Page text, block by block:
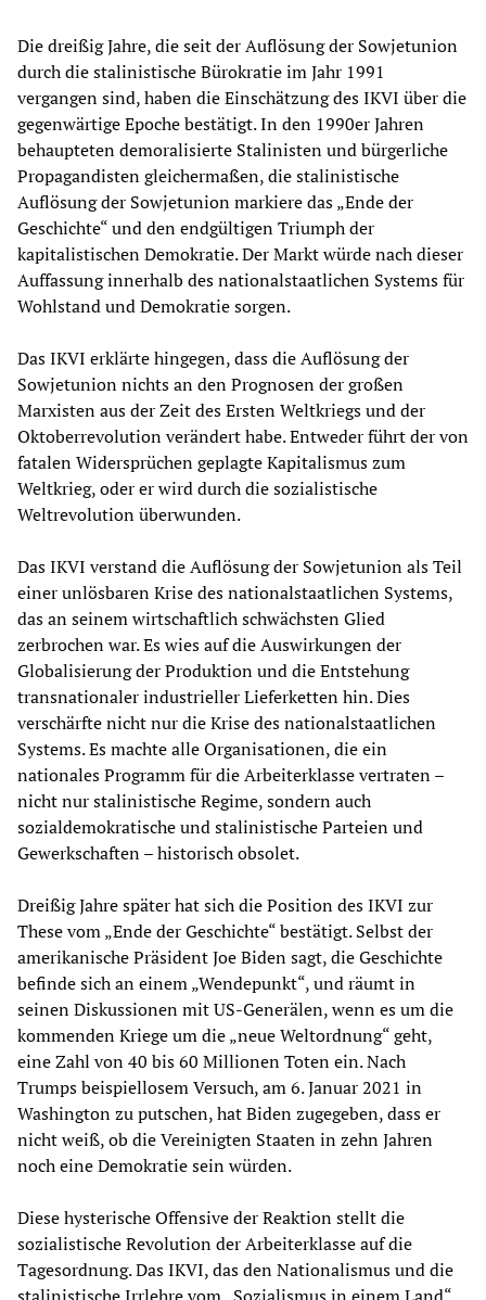
Die dreißig Jahre, die seit der Auflösung der Sowjetunion
durch die stalinistische Bürokratie im Jahr 1991
vergangen sind, haben die Einschätzung des IKVI über die
gegenwärtige Epoche bestätigt. In den 1990er Jahren
behaupteten demoralisierte Stalinisten und bürgerliche
Propagandisten gleichermaßen, die stalinistische
Auflösung der Sowjetunion markiere das „Ende der
Geschichte“ und den endgültigen Triumph der
kapitalistischen Demokratie. Der Markt würde nach dieser
Auffassung innerhalb des nationalstaatlichen Systems für
Wohlstand und Demokratie sorgen.
Das IKVI erklärte hingegen, dass die Auflösung der
Sowjetunion nichts an den Prognosen der großen
Marxisten aus der Zeit des Ersten Weltkriegs und der
Oktoberrevolution verändert habe. Entweder führt der von
fatalen Widersprüchen geplagte Kapitalismus zum
Weltkrieg, oder er wird durch die sozialistische
Weltrevolution überwunden.
Das IKVI verstand die Auflösung der Sowjetunion als Teil
einer unlösbaren Krise des nationalstaatlichen Systems,
das an seinem wirtschaftlich schwächsten Glied
zerbrochen war. Es wies auf die Auswirkungen der
Globalisierung der Produktion und die Entstehung
transnationaler industrieller Lieferketten hin. Dies
verschärfte nicht nur die Krise des nationalstaatlichen
Systems. Es machte alle Organisationen, die ein
nationales Programm für die Arbeiterklasse vertraten –
nicht nur stalinistische Regime, sondern auch
sozialdemokratische und stalinistische Parteien und
Gewerkschaften – historisch obsolet.
Dreißig Jahre später hat sich die Position des IKVI zur
These vom „Ende der Geschichte“ bestätigt. Selbst der
amerikanische Präsident Joe Biden sagt, die Geschichte
befinde sich an einem „Wendepunkt“, und räumt in
seinen Diskussionen mit US-Generälen, wenn es um die
kommenden Kriege um die „neue Weltordnung“ geht,
eine Zahl von 40 bis 60 Millionen Toten ein. Nach
Trumps beispiellosem Versuch, am 6. Januar 2021 in
Washington zu putschen, hat Biden zugegeben, dass er
nicht weiß, ob die Vereinigten Staaten in zehn Jahren
noch eine Demokratie sein würden.
Diese hysterische Offensive der Reaktion stellt die
sozialistische Revolution der Arbeiterklasse auf die
Tagesordnung. Das IKVI, das den Nationalismus und die